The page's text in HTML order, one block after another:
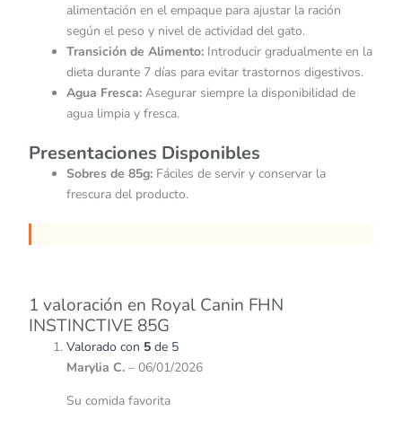
alimentación en el empaque para ajustar la ración
según el peso y nivel de actividad del gato.
Transición de Alimento: Introducir gradualmente en la
dieta durante 7 días para evitar trastornos digestivos.
Agua Fresca: Asegurar siempre la disponibilidad de
agua limpia y fresca.
Presentaciones Disponibles
Sobres de 85g: Fáciles de servir y conservar la
frescura del producto.
1 valoración en Royal Canin FHN
INSTINCTIVE 85G
Valorado con 5 de 5
Marylia C. – 06/01/2026
Su comida favorita